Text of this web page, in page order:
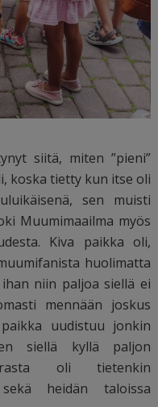
siitä, miten ”pieni”
koska tietty kun itse oli
sen muisti
Muumimaailma myös
Kiva paikka oli,
huolimatta
niin paljoa siellä ei
mennään joskus
uudistuu jonkin
siellä kyllä paljon
oli tietenkin
heidän taloissa